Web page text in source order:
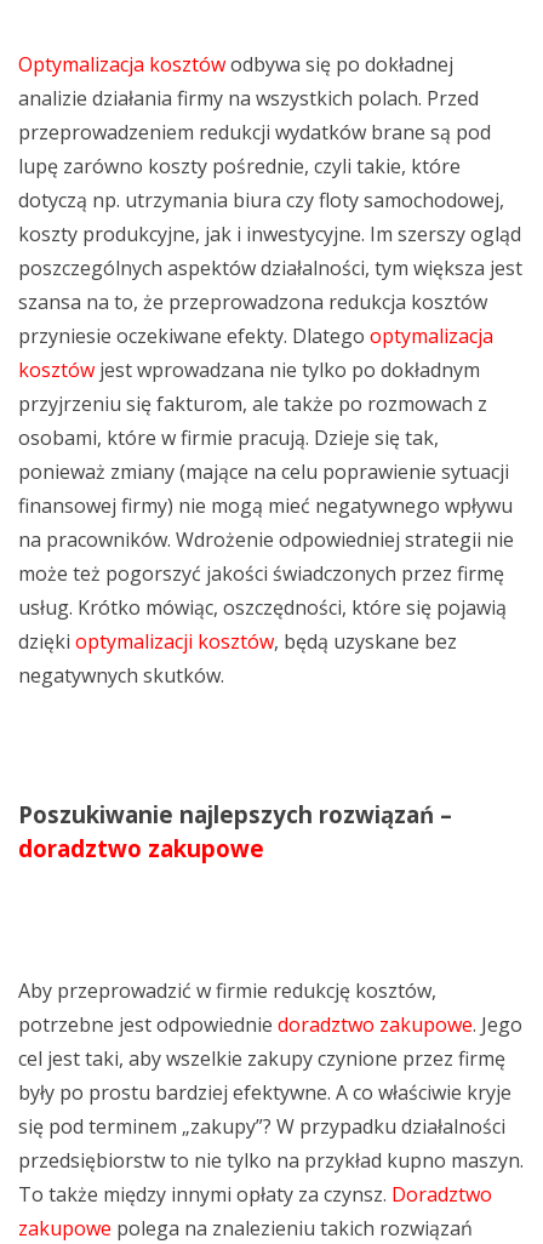
Optymalizacja kosztówodbywa się po dokładnej
analizie działania firmy na wszystkich polach. Przed
przeprowadzeniem redukcji wydatków brane są pod
lupę zarówno koszty pośrednie, czyli takie, które
dotyczą np. utrzymania biura czy floty samochodowej,
koszty produkcyjne, jak i inwestycyjne. Im szerszy ogląd
poszczególnych aspektów działalności, tym większa jest
szansa na to, że przeprowadzona redukcja kosztów
przyniesie oczekiwane efekty. Dlatego optymalizacja
kosztów jest wprowadzana nie tylko po dokładnym
przyjrzeniu się fakturom, ale także po rozmowach z
osobami, które w firmie pracują. Dzieje się tak,
ponieważ zmiany (mające na celu poprawienie sytuacji
finansowej firmy) nie mogą mieć negatywnego wpływu
na pracowników. Wdrożenie odpowiedniej strategii nie
może też pogorszyć jakości świadczonych przez firmę
usług. Krótko mówiąc, oszczędności, które się pojawią
dzięki optymalizacji kosztów, będą uzyskane bez
negatywnych skutków.
Poszukiwanie najlepszych rozwiązań –
doradztwo zakupowe
Aby przeprowadzić w firmie redukcję kosztów,
potrzebne jest odpowiednie doradztwo zakupowe. Jego
cel jest taki, aby wszelkie zakupy czynione przez firmę
były po prostu bardziej efektywne. A co właściwie kryje
się pod terminem „zakupy”? W przypadku działalności
przedsiębiorstw to nie tylko na przykład kupno maszyn.
To także między innymi opłaty za czynsz. Doradztwo
zakupowe polega na znalezieniu takich rozwiązań